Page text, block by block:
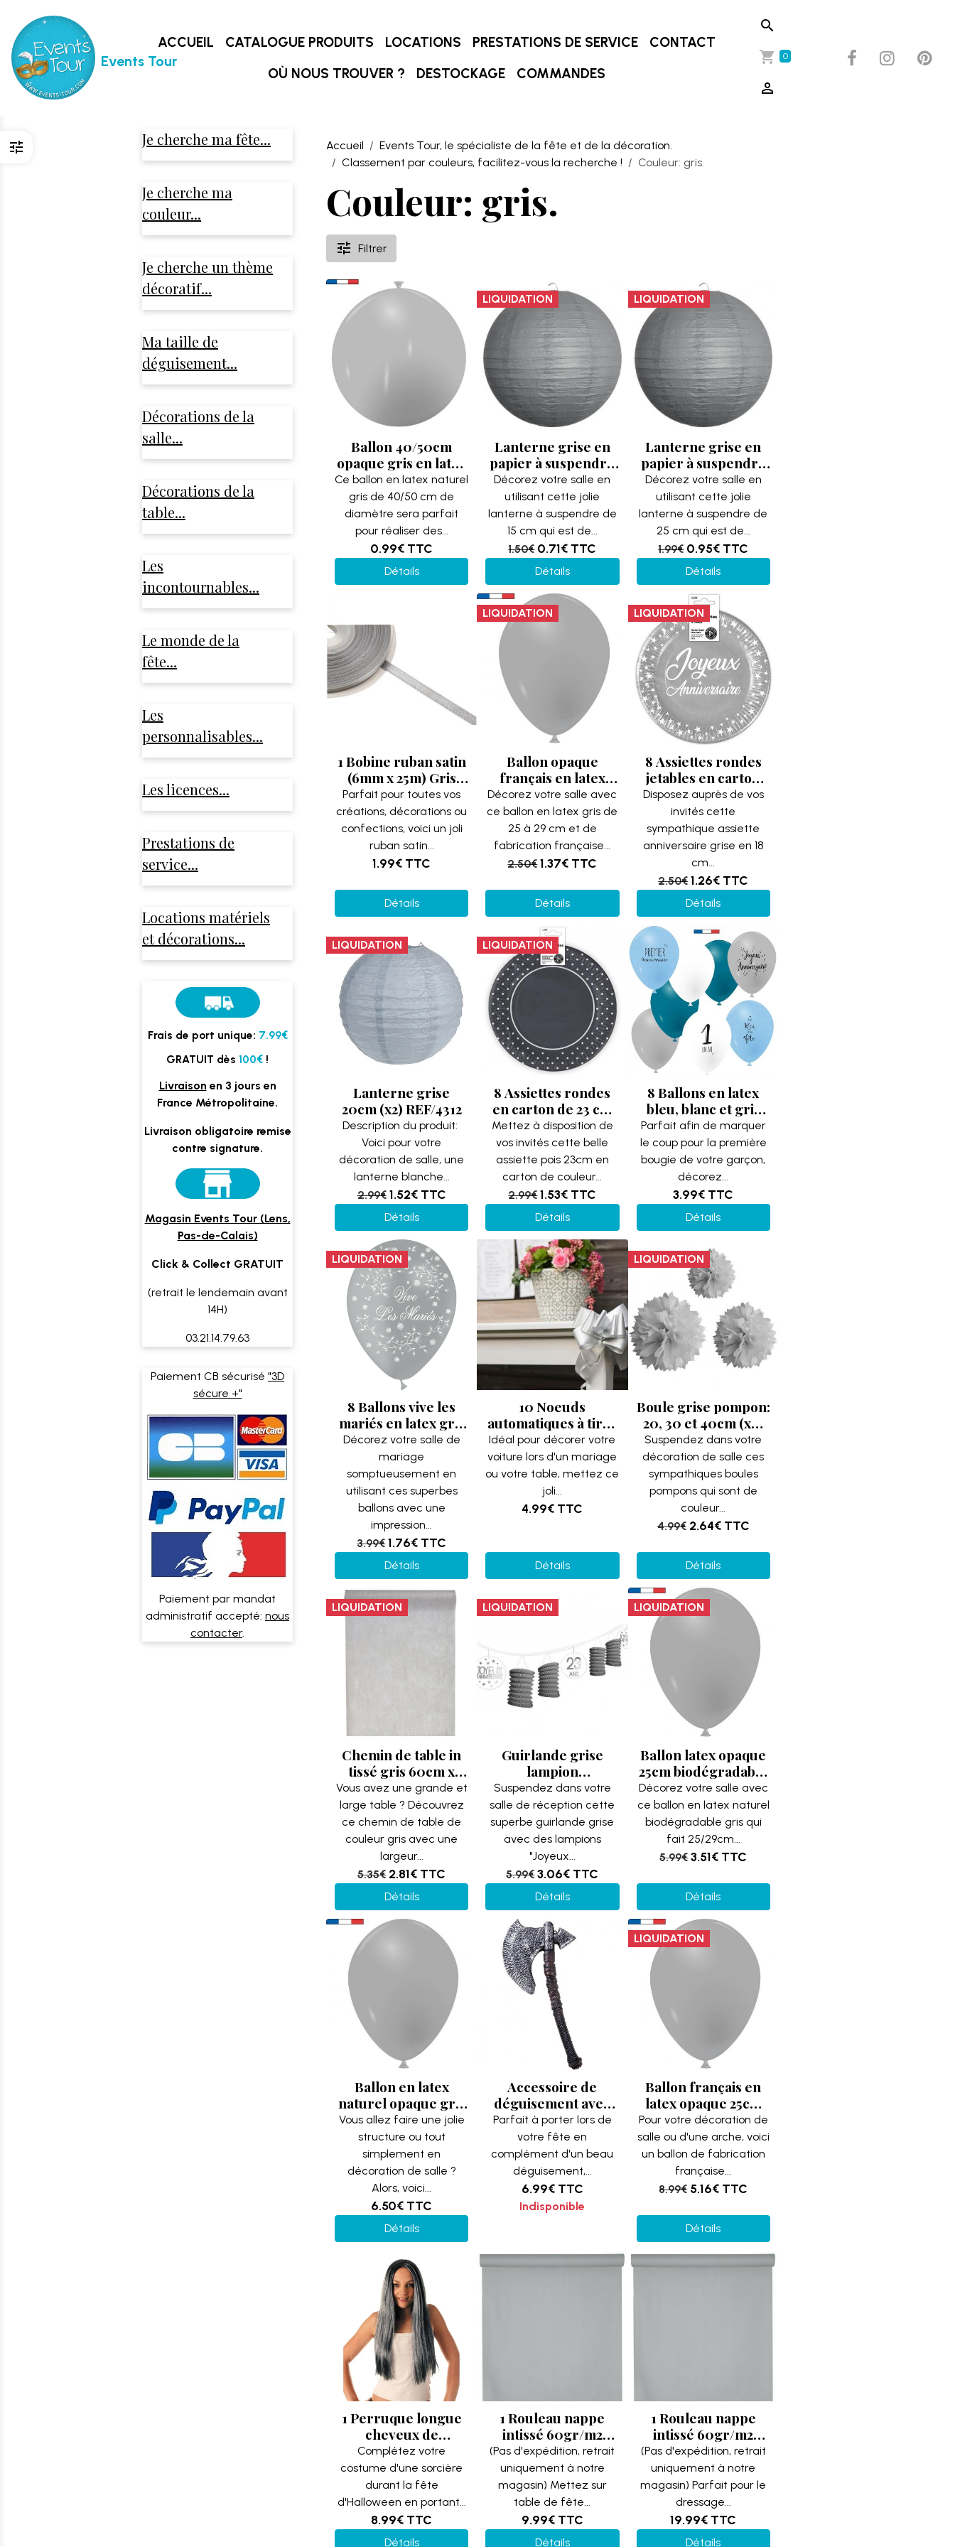
Events Tour
ACCUEIL CATALOGUE PRODUITS LOCATIONS PRESTATIONS DE SERVICE
CONTACT
OÙ NOUS TROUVER ?
DESTOCKAGE COMMANDES
0
Accueil
Events Tour, le spécialiste de la fête et de la décoration.
Classement par couleurs, facilitez-vous la recherche !
Couleur: gris.
Couleur: gris.
Filtrer
Ballon 40/50cm
opaque gris en latex
naturel (x1)
REF/39382 Fabriqué
en France
Ce ballon en latex naturel
gris de 40/50 cm de
diamètre sera parfait
pour réaliser des...
0.99€ TTC
Détails
LIQUIDATION
Lanterne grise en
papier à suspendre
de 15 cm (x1)
REF/LJ15G
Décorez votre salle en
utilisant cette jolie
lanterne à suspendre de
15 cm qui est de...
1.50€ 0.71€ TTC
Détails
LIQUIDATION
Lanterne grise en
papier à suspendre
de 25 cm (x1)
REF/LJ25G
Décorez votre salle en
utilisant cette jolie
lanterne à suspendre de
25 cm qui est de...
1.99€ 0.95€ TTC
Détails
1 Bobine ruban satin
(6mm x 25m) Gris
REF/RU325
Parfait pour toutes vos
créations, décorations ou
confections, voici un joli
ruban satin...
1.99€ TTC
Détails
LIQUIDATION
Ballon opaque
français en latex
gris 25cm (x10)
REF/40265
Décorez votre salle avec
ce ballon en latex gris de
25 à 29 cm et de
fabrication française...
2.50€ 1.37€ TTC
Détails
LIQUIDATION
8 Assiettes rondes
jetables en carton
grise de 18 cm en
Joyeux Anniversaire
REF/AA1800G
Disposez auprès de vos
invités cette
sympathique assiette
anniversaire grise en 18
cm...
2.50€ 1.26€ TTC
Détails
LIQUIDATION
Lanterne grise
20cm (x2) REF/4312
Description du produit:
Voici pour votre
décoration de salle, une
lanterne blanche...
2.99€ 1.52€ TTC
Détails
LIQUIDATION
8 Assiettes rondes
en carton de 23 cm
en gris avec pois
décoratif REF/AF23G
Mettez à disposition de
vos invités cette belle
assiette pois 23cm en
carton de couleur...
2.99€ 1.53€ TTC
Détails
8 Ballons en latex
bleu, blanc et gris
pour fête
anniversaire 1 an
REF/49084
Fabrication
française
Parfait afin de marquer
le coup pour la première
bougie de votre garçon,
décorez...
3.99€ TTC
Détails
LIQUIDATION
8 Ballons vive les
mariés en latex gris
avec roses au style
Champêtre pour
mariage 30cm
REF/GBT1214
Décorez votre salle de
mariage
somptueusement en
utilisant ces superbes
ballons avec une
impression...
3.99€ 1.76€ TTC
Détails
10 Noeuds
automatiques à tirer
(50mm) Gris Perle
REF/1831
Idéal pour décorer votre
voiture lors d'un mariage
ou votre table, mettez ce
joli...
4.99€ TTC
Détails
LIQUIDATION
Boule grise pompon:
20, 30 et 40cm (x3)
REF/DEC590
(Décoration de salle)
Suspendez dans votre
décoration de salle ces
sympathiques boules
pompons qui sont de
couleur...
4.99€ 2.64€ TTC
Détails
LIQUIDATION
Chemin de table in
tissé gris 60cm x
10m (x1) REF/2810
Vous avez une grande et
large table ? Découvrez
ce chemin de table de
couleur gris avec une
largeur...
5.35€ 2.81€ TTC
Détails
LIQUIDATION
Guirlande grise
lampion
anniversaire tous
âges (x1)
REF/GLTA00G
Suspendez dans votre
salle de réception cette
superbe guirlande grise
avec des lampions
"Joyeux...
5.99€ 3.06€ TTC
Détails
LIQUIDATION
Ballon latex opaque
25cm biodégradable
(x50) Gris REF/40647
(Fabrication
française)
Décorez votre salle avec
ce ballon en latex naturel
biodégradable gris qui
fait 25/29cm...
5.99€ 3.51€ TTC
Détails
Ballon en latex
naturel opaque gris
de 15 cm (x100)
REF/39207
Fabrication France
Vous allez faire une jolie
structure ou tout
simplement en
décoration de salle ?
Alors, voici...
6.50€ TTC
Détails
Accessoire de
déguisement avec
hache médiévale
factice de 46 cm (x1)
REF/32568
Parfait à porter lors de
votre fête en
complément d'un beau
déguisement,...
6.99€ TTC
Indisponible
LIQUIDATION
Ballon français en
latex opaque 25cm
gris (x100)
REF/39184
Pour votre décoration de
salle ou d'une arche, voici
un ballon de fabrication
française...
8.99€ 5.16€ TTC
Détails
1 Perruque longue
cheveux de
sorcière: gris
REF/873163
(Accessoire de
déguisement
Halloween)
Complétez votre
costume d'une sorcière
durant la fête
d'Halloween en portant...
8.99€ TTC
Détails
1 Rouleau nappe
intissé 60gr/m2
(10m) Argent mat
REF/8236
(Pas d'expédition, retrait
uniquement à notre
magasin) Mettez sur
table de fête...
9.99€ TTC
Détails
1 Rouleau nappe
intissé 60gr/m2
(25m) Argent mat
REF/8237
(Pas d'expédition, retrait
uniquement à notre
magasin) Parfait pour le
dressage...
19.99€ TTC
Détails
Je cherche ma fête...
Je cherche ma
couleur...
Je cherche un thème
décoratif...
Ma taille de
déguisement...
Décorations de la
salle...
Décorations de la
table...
Les
incontournables...
Le monde de la
fête...
Les
personnalisables...
Les licences...
Prestations de
service...
Locations matériels
et décorations...
Frais de port unique: 7.99€
GRATUIT dès 100€ !
Livraison en 3 jours en
France Métropolitaine.
Livraison obligatoire remise
contre signature.
Magasin Events Tour (Lens,
Pas-de-Calais)
Click & Collect GRATUIT
(retrait le lendemain avant
14H)
03.21.14.79.63
Paiement CB sécurisé "3D
sécure +"
Paiement par mandat
administratif accepté: nous
contacter.